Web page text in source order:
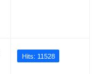
Hits: 11528